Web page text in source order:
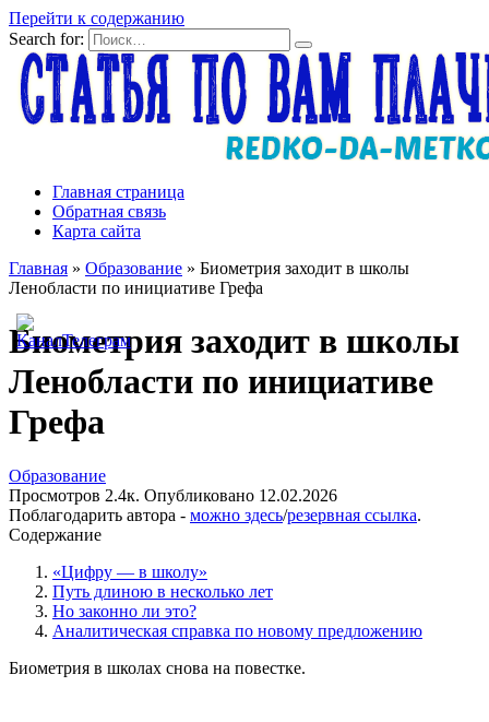
Перейти к содержанию
Search for:
Главная страница
Обратная связь
Карта сайта
Главная » Образование » Биометрия заходит в школы
Ленобласти по инициативе Грефа
Биометрия заходит в школы
Ленобласти по инициативе
Грефа
Образование
Просмотров 2.4к. Опубликовано 12.02.2026
Поблагодарить автора - можно здесь/резервная ссылка.
Содержание
«Цифру — в школу»
Путь длиною в несколько лет
Но законно ли это?
Аналитическая справка по новому предложению
Биометрия в школах снова на повестке.